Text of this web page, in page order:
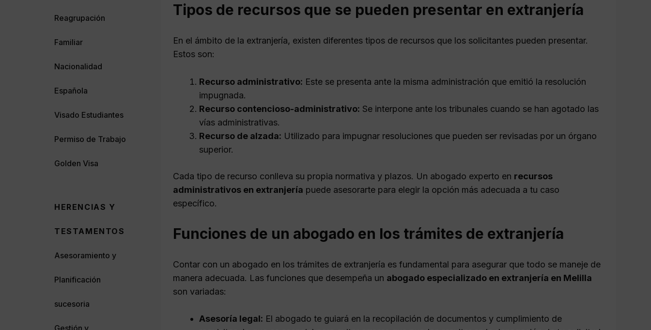
Tipos de recursos que se pueden presentar en extranjería
En el ámbito de la extranjería, existen diferentes tipos de recursos que los solicitantes pueden presentar.
Estos son:
Recurso administrativo: Este se presenta ante la misma administración que emitió la resolución
impugnada.
Recurso contencioso-administrativo: Se interpone ante los tribunales cuando se han agotado las
vías administrativas.
Recurso de alzada: Utilizado para impugnar resoluciones que pueden ser revisadas por un órgano
superior.
Cada tipo de recurso conlleva su propia normativa y plazos. Un abogado experto en recursos
administrativos en extranjería puede asesorarte para elegir la opción más adecuada a tu caso
específico.
Funciones de un abogado en los trámites de extranjería
Contar con un abogado en los trámites de extranjería es fundamental para asegurar que todo se maneje de
manera adecuada. Las funciones que desempeña un abogado especializado en extranjería en Melilla
son variadas:
Asesoría legal: El abogado te guiará en la recopilación de documentos y cumplimiento de
Reagrupación
Familiar
Nacionalidad
Española
Visado Estudiantes
Permiso de Trabajo
Golden Visa
HERENCIAS Y
TESTAMENTOS
Asesoramiento y
Planificación
sucesoria
Gestión y